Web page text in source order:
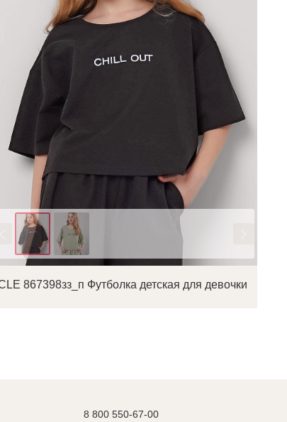
для девочки
867398зз_п Футболка детская для девочки
8 800 550-67-00